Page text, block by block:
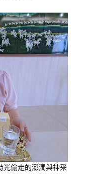
光偷走的澎潤與神采